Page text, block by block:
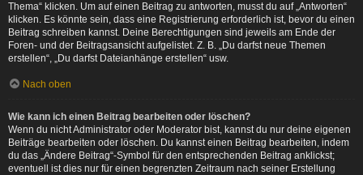
Thema“ klicken. Um auf einen Beitrag zu antworten, musst du auf „Antworten“
klicken. Es könnte sein, dass eine Registrierung erforderlich ist, bevor du einen
Beitrag schreiben kannst. Deine Berechtigungen sind jeweils am Ende der
Foren- und der Beitragsansicht aufgelistet. Z. B. „Du darfst neue Themen
erstellen“, „Du darfst Dateianhänge erstellen“ usw.
Nach oben
Wie kann ich einen Beitrag bearbeiten oder löschen?
Wenn du nicht Administrator oder Moderator bist, kannst du nur deine eigenen
Beiträge bearbeiten oder löschen. Du kannst einen Beitrag bearbeiten, indem
du das „Ändere Beitrag“-Symbol für den entsprechenden Beitrag anklickst;
eventuell ist dies nur für einen begrenzten Zeitraum nach seiner Erstellung